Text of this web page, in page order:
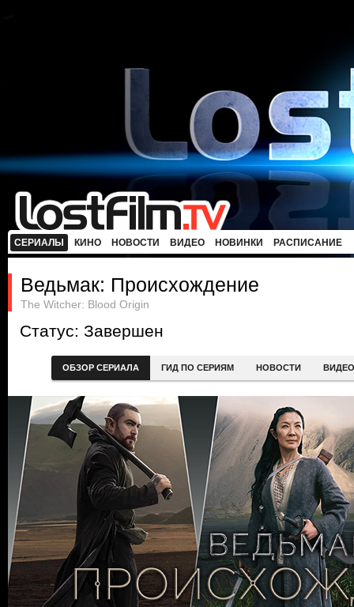
СЕРИАЛЫ КИНО НОВОСТИ ВИДЕО НОВИНКИ РАСПИСАНИЕ
Ведьмак: Происхождение
The Witcher: Blood Origin
Статус: Завершен
ОБЗОР СЕРИАЛА ГИД ПО СЕРИЯМ НОВОСТИ ВИДЕО